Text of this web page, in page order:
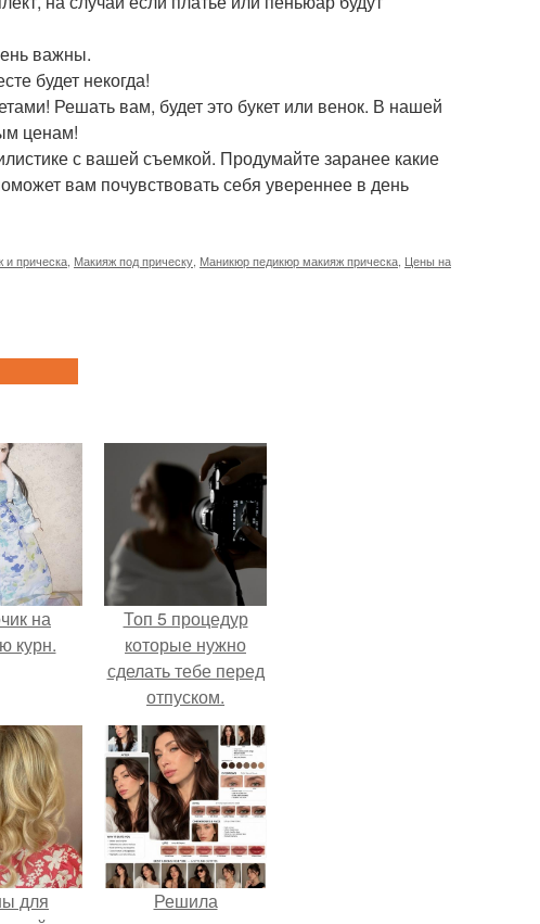
важны.
будет некогда!
Решать вам, будет это букет или венок. В нашей
ценам!
с вашей съемкой. Продумайте заранее какие
вам почувствовать себя увереннее в день
и прическа Макияж под прическу Маникюр педикюр макияж прическа Цены на
на
курн.
Топ 5 процедур
которые нужно
сделать тебе перед
отпуском.
для
Решила